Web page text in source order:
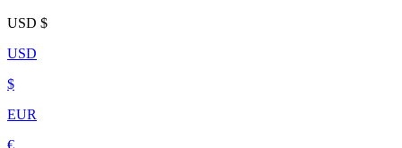
USD $
USD
$
EUR
€